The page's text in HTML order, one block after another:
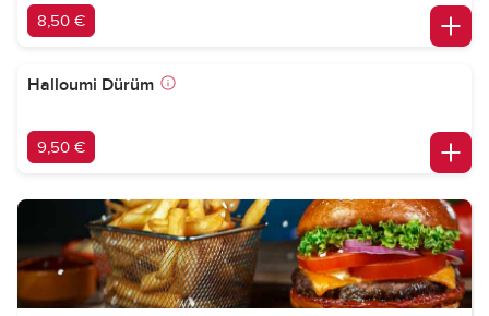
8,50 €
Halloumi Dürüm
9,50 €